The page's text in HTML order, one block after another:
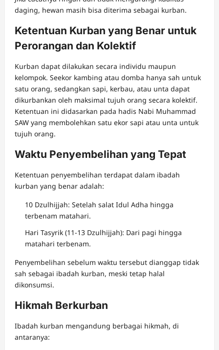
daging, hewan masih bisa diterima sebagai kurban.
Ketentuan Kurban yang Benar untuk
Perorangan dan Kolektif
Kurban dapat dilakukan secara individu maupun
kelompok. Seekor kambing atau domba hanya sah untuk
satu orang, sedangkan sapi, kerbau, atau unta dapat
dikurbankan oleh maksimal tujuh orang secara kolektif.
Ketentuan ini didasarkan pada hadis Nabi Muhammad
SAW yang membolehkan satu ekor sapi atau unta untuk
tujuh orang.
Waktu Penyembelihan yang Tepat
Ketentuan penyembelihan terdapat dalam ibadah
kurban yang benar adalah:
10 Dzulhijjah: Setelah salat Idul Adha hingga
terbenam matahari.
Hari Tasyrik (11-13 Dzulhijjah): Dari pagi hingga
matahari terbenam.
Penyembelihan sebelum waktu tersebut dianggap tidak
sah sebagai ibadah kurban, meski tetap halal
dikonsumsi.
Hikmah Berkurban
Ibadah kurban mengandung berbagai hikmah, di
antaranya: